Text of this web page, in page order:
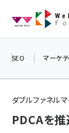
ン
SEO マーケ
ダブルファネル
PDCAを推